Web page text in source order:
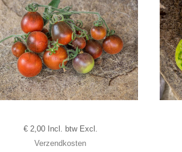
€2,00 Incl. btw Excl.
Verzendkosten